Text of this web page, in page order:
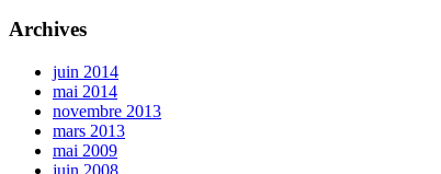
Archives
juin 2014
mai 2014
novembre 2013
mars 2013
mai 2009
juin 2008